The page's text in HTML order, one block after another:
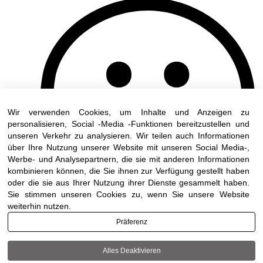
Terms of use Accessibility| All rights reserved to
Wir verwenden Cookies, um Inhalte und Anzeigen zu
personalisieren, Social -Media -Funktionen bereitzustellen und
unseren Verkehr zu analysieren. Wir teilen auch Informationen
über Ihre Nutzung unserer Website mit unseren Social Media-,
Werbe- und Analysepartnern, die sie mit anderen Informationen
kombinieren können, die Sie ihnen zur Verfügung gestellt haben
oder die sie aus Ihrer Nutzung ihrer Dienste gesammelt haben.
Sie stimmen unseren Cookies zu, wenn Sie unsere Website
weiterhin nutzen.
Präferenz
Alles Deaktivieren